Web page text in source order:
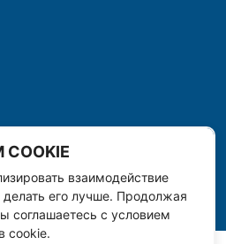
взаимодействие
делать его лучше. Продолжая
соглашаетесь с условием
cookie.